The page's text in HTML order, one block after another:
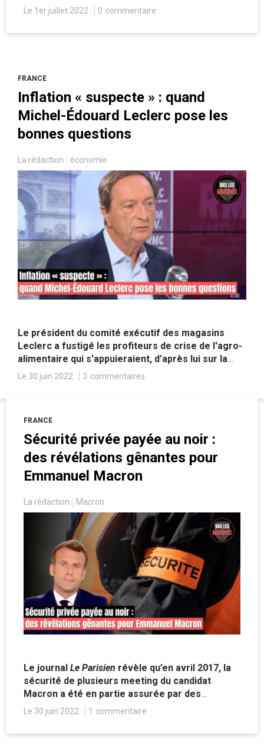
les mêmes indicateurs étaient encore plus
Le 1er juillet 2022 0 commentaire
FRANCE
Inflation « suspecte » : quand
Michel-Édouard Leclerc pose les
bonnes questions
La rédaction économie
Le président du comité exécutif des magasins
Leclerc a fustigé les profiteurs de crise de l'agro-
alimentaire qui s'appuieraient, d’après lui sur la
guerre en Ukraine pour augmenter artificiellement
leurs prix.
Le 30 juin 2022 3 commentaires
FRANCE
Sécurité privée payée au noir :
des révélations gênantes pour
Emmanuel Macron
La rédaction Macron
Le journal Le Parisien révèle qu’en avril 2017, la
sécurité de plusieurs meeting du candidat
Macron a été en partie assurée par des
policiers sans habilitation à cette activité. Une
affaire embarrassante mais classée sans
suites par le directeur du Conseil national des
Le 30 juin 2022 1 commentaire